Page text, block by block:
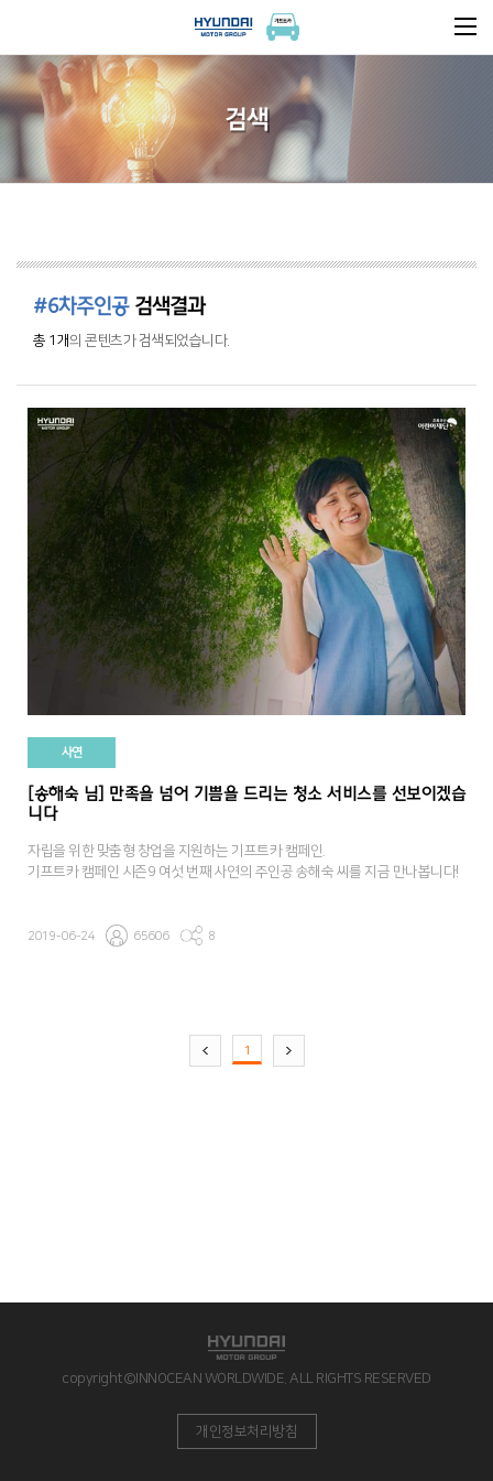
검색
#6차주인공검색결과
총 1개의 콘텐츠가 검색되었습니다.
사연
[송해숙 님] 만족을 넘어 기쁨을 드리는 청소 서비스를 선보이겠습
니다
자립을 위한 맞춤형 창업을 지원하는 기프트카 캠페인.
기프트카 캠페인 시즌9 여섯 번째 사연의 주인공 송해숙 씨를 지금 만나봅니다!
2019-06-24 65606 8
1
copyright©INNOCEAN WORLDWIDE. ALL RIGHTS RESERVED
개인정보처리방침